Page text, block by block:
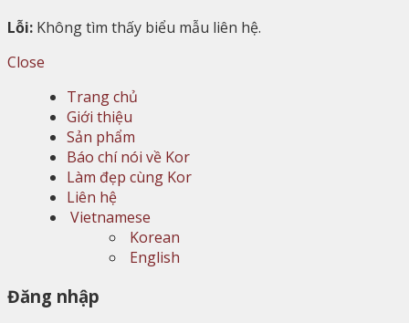
Lỗi: Không tìm thấy biểu mẫu liên hệ.
Close
Trang chủ
Giới thiệu
Sản phẩm
Báo chí nói về Kor
Làm đẹp cùng Kor
Liên hệ
Vietnamese
Korean
English
Đăng nhập